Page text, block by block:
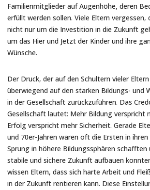
Familienmitglieder auf Augenhöhe, deren
erfüllt werden sollen. Viele Eltern vergessen,
nicht nur um die Investition in die Zukunft
um das Hier und Jetzt der Kinder und ihre
Wünsche.
Der Druck, der auf den Schultern vieler
überwiegend auf den starken Bildungs- und
in der Gesellschaft zurückzuführen. Das
Gesellschaft lautet: Mehr Bildung verspricht
Erfolg verspricht mehr Sicherheit. Gerade
und 70er-Jahren waren oft die Ersten in
Sprung in höhere Bildungssphären schafften
stabile und sichere Zukunft aufbauen
wissen Eltern, dass sich harte Arbeit und
in der Zukunft rentieren kann. Diese